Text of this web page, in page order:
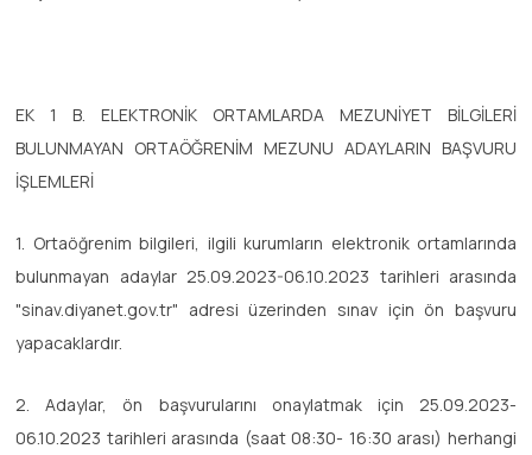
EK 1 B. ELEKTRONİK ORTAMLARDA MEZUNİYET BİLGİLERİ
BULUNMAYAN ORTAÖĞRENİM MEZUNU ADAYLARIN BAŞVURU
İŞLEMLERİ
1. Ortaöğrenim bilgileri, ilgili kurumların elektronik ortamlarında
bulunmayan adaylar 25.09.2023-06.10.2023 tarihleri arasında
"sinav.diyanet.gov.tr" adresi üzerinden sınav için ön başvuru
yapacaklardır.
2. Adaylar, ön başvurularını onaylatmak için 25.09.2023-
06.10.2023 tarihleri arasında (saat 08:30- 16:30 arası) herhangi